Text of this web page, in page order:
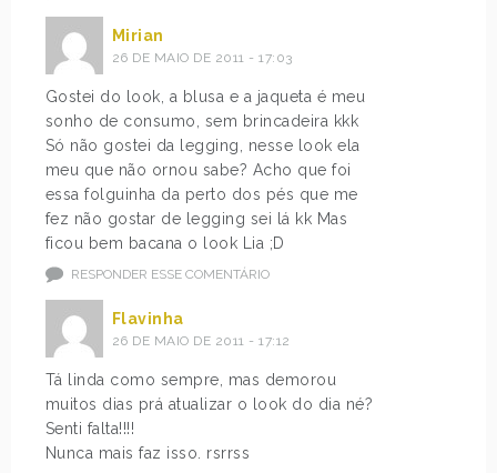
Mirian
26 DE MAIO DE 2011 - 17:03
Gostei do look, a blusa e a jaqueta é meu
sonho de consumo, sem brincadeira kkk
Só não gostei da legging, nesse look ela
meu que não ornou sabe? Acho que foi
essa folguinha da perto dos pés que me
fez não gostar de legging sei lá kk Mas
ficou bem bacana o look Lia ;D
RESPONDER ESSE COMENTÁRIO
Flavinha
26 DE MAIO DE 2011 - 17:12
Tá linda como sempre, mas demorou
muitos dias prá atualizar o look do dia né?
Senti falta!!!!
Nunca mais faz isso. rsrrss